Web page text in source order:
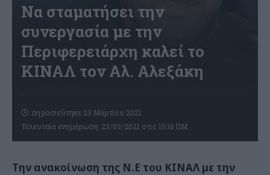
Να σταματήσει την
συνεργασία με την
Περιφερειάρχη καλεί το
ΚΙΝΑΛ τον Αλ. Αλεξάκη
Τελευταία ενημέρωση: 23/03/2021 στις 10:16 ΠΜ
Δημοσιεύτηκε 23 Μαρτίου 2021
Την ανακοίνωση της Ν.Ε του ΚΙΝΑΛ με την